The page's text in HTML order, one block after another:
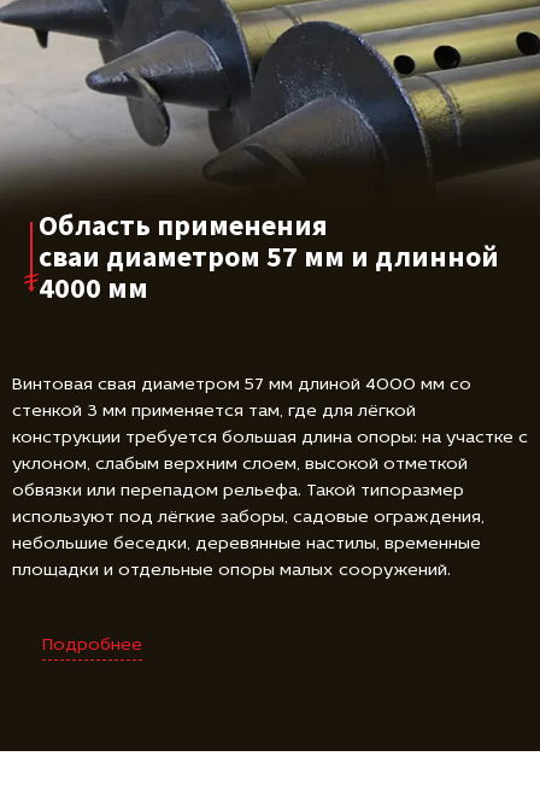
Область применения
сваи диаметром 57 мм и длинной
4000 мм
Винтовая свая диаметром 57 мм длиной 4000 мм со
стенкой 3 мм применяется там, где для лёгкой
конструкции требуется большая длина опоры: на участке с
уклоном, слабым верхним слоем, высокой отметкой
обвязки или перепадом рельефа. Такой типоразмер
используют под лёгкие заборы, садовые ограждения,
небольшие беседки, деревянные настилы, временные
площадки и отдельные опоры малых сооружений.
Подробнее